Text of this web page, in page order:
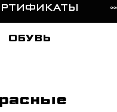
ОБУВЬ